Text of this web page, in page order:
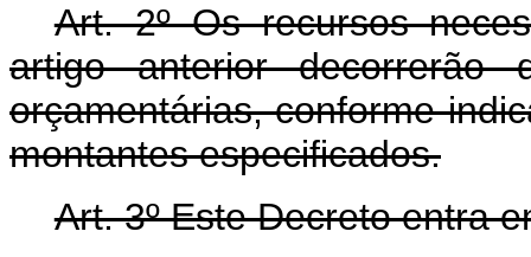
Art. 2º Os recursos
artigo anterior decorrerão
orçamentárias, conforme
montantes especificados.
Art. 3º Este Decreto entra